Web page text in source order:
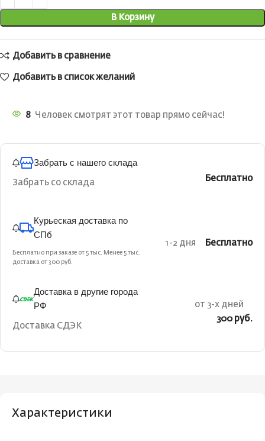
В Корзину
Добавить в сравнение
Добавить в список желаний
8 Человек смотрят этот товар прямо сейчас!
Забрать с нашего склада
Забрать со склада Бесплатно
Курьеская доставка по
СПб
Бесплатно при заказе от 5 тыс. Менее 5 тыс.
доставка от 300 руб.
1-2 дня Бесплатно
Доставка в другие города
РФ
Доставка СДЭК
от 3-х дней
300 руб.
Характеристики